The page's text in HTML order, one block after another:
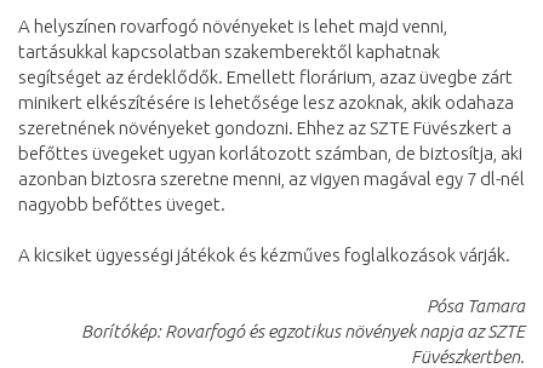
A helyszínen rovarfogó növényeket is lehet majd venni,
tartásukkal kapcsolatban szakemberektől kaphatnak
segítséget az érdeklődők. Emellett florárium, azaz üvegbe zárt
minikert elkészítésére is lehetősége lesz azoknak, akik odahaza
szeretnének növényeket gondozni. Ehhez az SZTE Füvészkert a
befőttes üvegeket ugyan korlátozott számban, de biztosítja, aki
azonban biztosra szeretne menni, az vigyen magával egy 7 dl-nél
nagyobb befőttes üveget.
A kicsiket ügyességi játékok és kézműves foglalkozások várják.
Pósa Tamara
Borítókép: Rovarfogó és egzotikus növények napja az SZTE
Füvészkertben.